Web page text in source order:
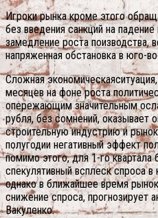
Игроки рынка кроме этого
без введения санкций на
замедление роста поизводства,
напряженная обстановка в юго-
Сложная
месяцев на фоне роста
опережающим значительным
рубля, без сомнений, оказывает
строительную индустрию и
полугодии негативный эффект
помимо этого, для 1-го
спекулятивный всплеск спроса
однако в ближайшее время
снижение спроса, прогнозирует
Вакуленко.